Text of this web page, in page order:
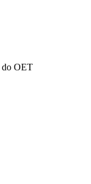
do OET